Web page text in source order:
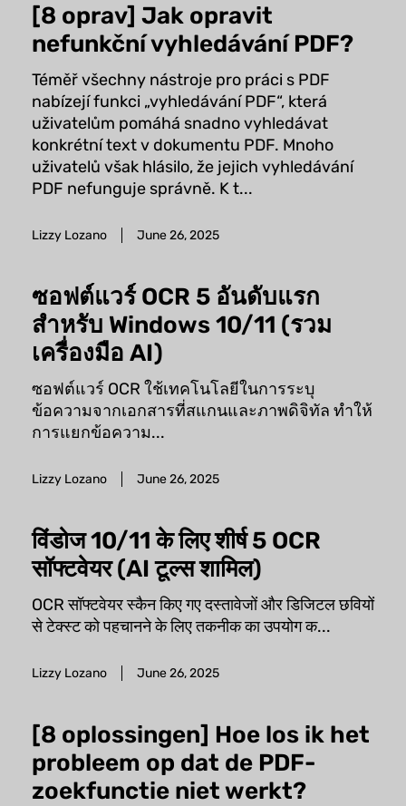
[8 oprav] Jak opravit
nefunkční vyhledávání PDF?
Téměř všechny nástroje pro práci s PDF
nabízejí funkci „vyhledávání PDF“, která
uživatelům pomáhá snadno vyhledávat
konkrétní text v dokumentu PDF. Mnoho
uživatelů však hlásilo, že jejich vyhledávání
PDF nefunguje správně. K t...
Lizzy Lozano June 26, 2025
ซอฟต์แวร์ OCR 5 อันดับแรก
สำหรับ Windows 10/11 (รวม
เครื่องมือ AI)
ซอฟต์แวร์ OCR ใช้เทคโนโลยีในการระบุ
ข้อความจากเอกสารที่สแกนและภาพดิจิทัล ทำให้
การแยกข้อความ...
Lizzy Lozano June 26, 2025
विंडोज 10/11 के लिए शीर्ष 5 OCR
सॉफ्टवेयर (AI टूल्स शामिल)
OCR सॉफ्टवेयर स्कैन किए गए दस्तावेजों और डिजिटल छवियों
से टेक्स्ट को पहचानने के लिए तकनीक का उपयोग क...
Lizzy Lozano June 26, 2025
[8 oplossingen] Hoe los ik het
probleem op dat de PDF-
zoekfunctie niet werkt?